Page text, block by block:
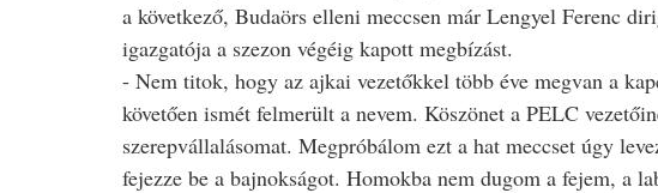
a következő, Budaörs elleni meccsen már Lengyel Ferenc
igazgatója a szezon végéig kapott megbízást.
- Nem titok, hogy az ajkai vezetőkkel több éve megvan a
követően ismét felmerült a nevem. Köszönet a PELC
szerepvállalásomat. Megpróbálom ezt a hat meccset úgy
fejezze be a bajnokságot. Homokba nem dugom a fejem, a